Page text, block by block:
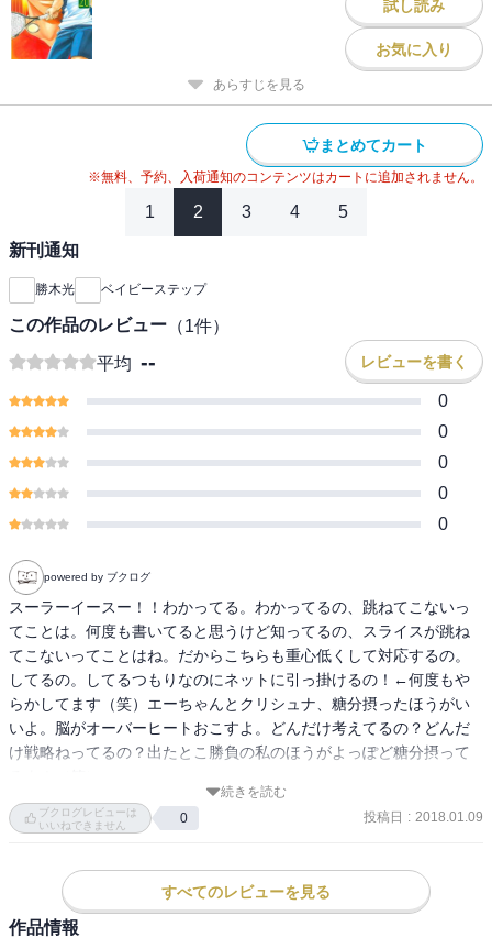
試し読み
お気に入り
あらすじを見る
まとめてカート
※無料、予約、入荷通知のコンテンツはカートに追加されません。
1 2 3 4 5
新刊通知
勝木光 ベイビーステップ
この作品のレビュー （1件）
平均 -- レビューを書く
0
0
0
0
0
powered by ブクログ
スーラーイースー！！わかってる。わかってるの、跳ねてこないっ
てことは。何度も書いてると思うけど知ってるの、スライスが跳ね
てこないってことはね。だからこちらも重心低くして対応するの。
してるの。してるつもりなのにネットに引っ掛けるの！←何度もや
らかしてます（笑）エーちゃんとクリシュナ、糖分摂ったほうがい
いよ。脳がオーバーヒートおこすよ。どんだけ考えてるの？どんだ
け戦略ねってるの？出たとこ勝負の私のほうがよっぽど糖分摂って
続きを読む
ブクログレビューは
いいねできません
0 投稿日 : 2018.01.09
すべてのレビューを見る
作品情報